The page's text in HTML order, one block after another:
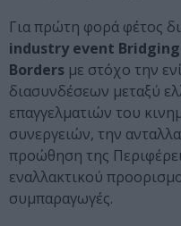
Για πρώτη φορά φέτος
industry event
Borders με στόχο την
διασυνδέσεων μεταξύ
επαγγελματιών του
συνεργειών, την
προώθηση της
εναλλακτικού
συμπαραγωγές.